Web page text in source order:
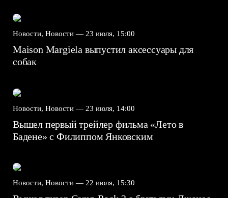
Новости, Новости — 23 июля, 15:00
Maison Margiela выпустил аксессуары для
собак
Новости, Новости — 23 июля, 14:00
Вышел первый трейлер фильма «Лето в
Бадене» с Филиппом Янковским
Новости, Новости — 22 июля, 15:30